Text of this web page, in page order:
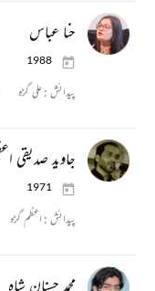
حنا عباس
1988
پیدائش : علی گڑہ
جاوید صدیقی
1971
پیدائش : اعظم گڑہ
محمد حسنان شاہ